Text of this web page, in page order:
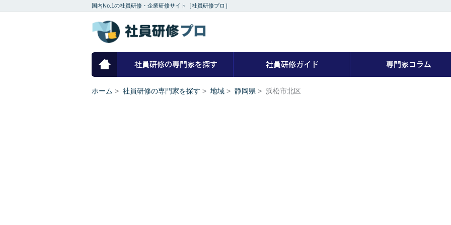
国内No.1の社員研修・企業研修サイト［社員研修プロ］
ホーム > 社員研修の専門家を探す > 地域 > 静岡県 > 浜松市北区